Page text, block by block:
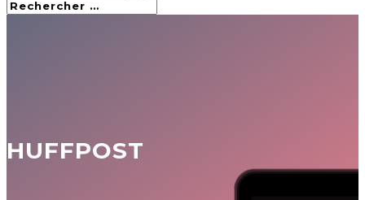
HUFFPOST